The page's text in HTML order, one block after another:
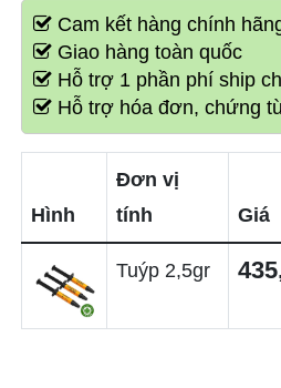
Cam kết hàng chính
Giao hàng toàn quốc
Hỗ trợ 1 phần phí ship
Hỗ trợ hóa đơn, chứng
Hình
Đơn vị
tính
Giá
Tuýp 2,5gr